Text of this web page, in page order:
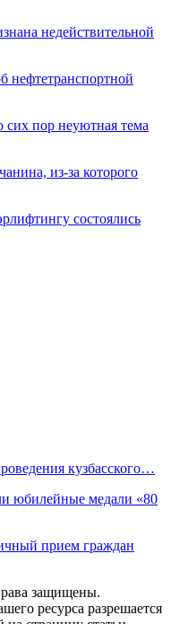
недействительной
нефтетранспортной
пор неуютная тема
из-за которого
состоялись
кузбасского…
юбилейные медали «80
прием граждан
защищены.
ресурса разрешается